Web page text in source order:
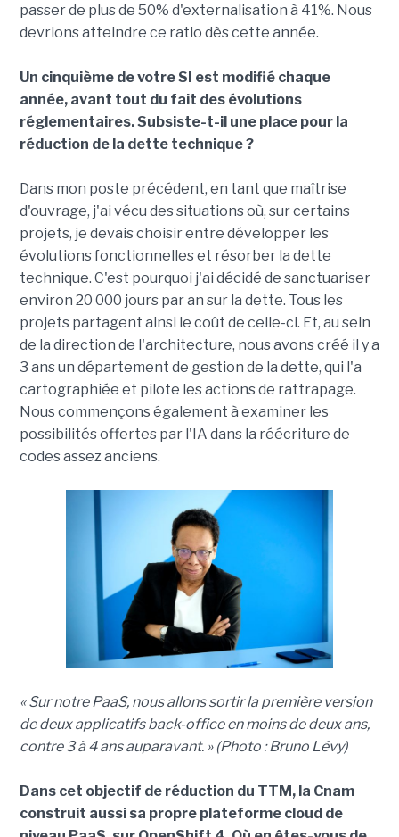
passer de plus de 50% d'externalisation à 41%. Nous
devrions atteindre ce ratio dès cette année.
Un cinquième de votre SI est modifié chaque
année, avant tout du fait des évolutions
réglementaires. Subsiste-t-il une place pour la
réduction de la dette technique ?
Dans mon poste précédent, en tant que maîtrise
d'ouvrage, j'ai vécu des situations où, sur certains
projets, je devais choisir entre développer les
évolutions fonctionnelles et résorber la dette
technique. C'est pourquoi j'ai décidé de sanctuariser
environ 20 000 jours par an sur la dette. Tous les
projets partagent ainsi le coût de celle-ci. Et, au sein
de la direction de l'architecture, nous avons créé il y a
3 ans un département de gestion de la dette, qui l'a
cartographiée et pilote les actions de rattrapage.
Nous commençons également à examiner les
possibilités offertes par l'IA dans la réécriture de
codes assez anciens.
« Sur notre PaaS, nous allons sortir la première version
de deux applicatifs back-office en moins de deux ans,
contre 3 à 4 ans auparavant. » (Photo : Bruno Lévy)
Dans cet objectif de réduction du TTM, la Cnam
construit aussi sa propre plateforme cloud de